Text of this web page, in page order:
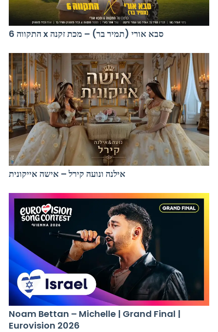
התקווה 6 x סבא אורי (תמיר בר) – מכת זקנה
אילנה ונועה קירל – אישה אייקונית
Noam Bettan – Michelle | Grand Final |
Eurovision 2026